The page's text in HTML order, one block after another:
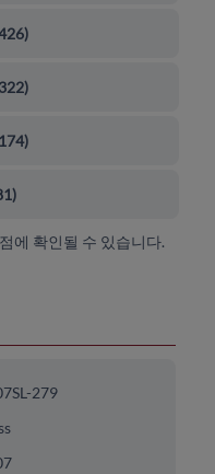
)
)
)
)
에 확인될 수 있습니다.
279